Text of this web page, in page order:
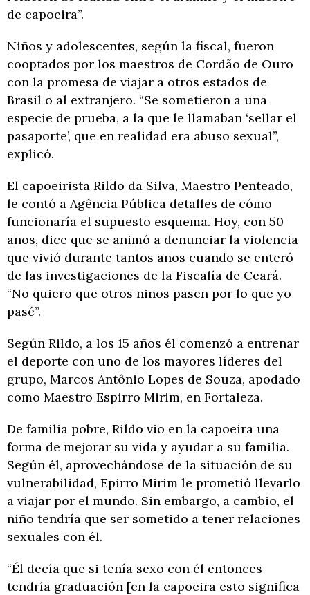
de capoeira”.
Niños y adolescentes, según la fiscal, fueron
cooptados por los maestros de Cordão de Ouro
con la promesa de viajar a otros estados de
Brasil o al extranjero. “Se sometieron a una
especie de prueba, a la que le llamaban ‘sellar el
pasaporte’, que en realidad era abuso sexual”,
explicó.
El capoeirista Rildo da Silva, Maestro Penteado,
le contó a Agência Pública detalles de cómo
funcionaría el supuesto esquema. Hoy, con 50
años, dice que se animó a denunciar la violencia
que vivió durante tantos años cuando se enteró
de las investigaciones de la Fiscalía de Ceará.
“No quiero que otros niños pasen por lo que yo
pasé”.
Según Rildo, a los 15 años él comenzó a entrenar
el deporte con uno de los mayores líderes del
grupo, Marcos Antônio Lopes de Souza, apodado
como Maestro Espirro Mirim, en Fortaleza.
De familia pobre, Rildo vio en la capoeira una
forma de mejorar su vida y ayudar a su familia.
Según él, aprovechándose de la situación de su
vulnerabilidad, Epirro Mirim le prometió llevarlo
a viajar por el mundo. Sin embargo, a cambio, el
niño tendría que ser sometido a tener relaciones
sexuales con él.
“Él decía que si tenía sexo con él entonces
tendría graduación [en la capoeira esto significa